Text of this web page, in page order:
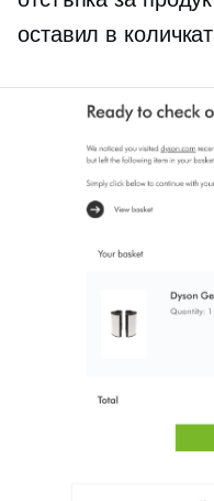
оставил в